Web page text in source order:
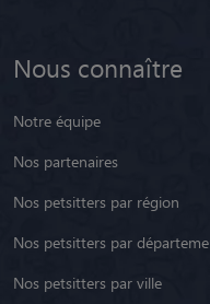
Nous connaître
Notre équipe
Nos partenaires
Nos petsitters par région
Nos petsitters par
Nos petsitters par ville